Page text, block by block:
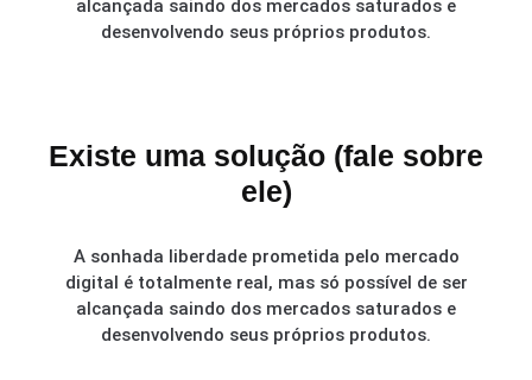
alcançada saindo dos mercados saturados e
desenvolvendo seus próprios produtos.
Existe uma solução (fale sobre
ele)
A sonhada liberdade prometida pelo mercado
digital é totalmente real, mas só possível de ser
alcançada saindo dos mercados saturados e
desenvolvendo seus próprios produtos.